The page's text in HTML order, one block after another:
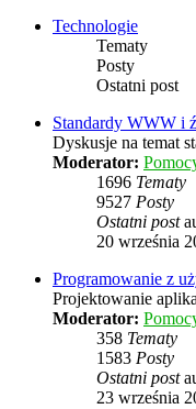
Technologie
Tematy
Posty
Ostatni post
Standardy WWW i
Dyskusje na temat
Moderator:
1696 Tematy
9527 Posty
Ostatni post
20 września
Programowanie z
Projektowanie
Moderator:
358 Tematy
1583 Posty
Ostatni post
23 września